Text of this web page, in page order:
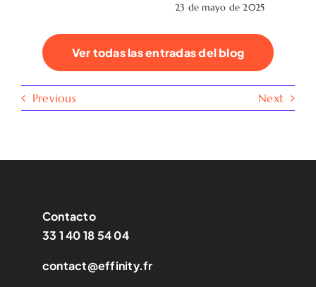
23 de mayo de 2025
Ver todas las entradas del blog
Previous Next
Contacto
33 1 40 18 54 04
contact@effinity.fr